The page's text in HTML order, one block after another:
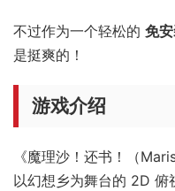
不过作为一个轻松的 免
是挺爽的！
游戏介绍
《魔理沙！还书！（
以幻想乡为舞台的 2D 俯